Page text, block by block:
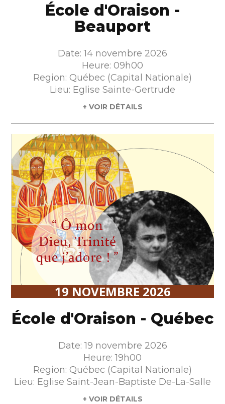
École d'Oraison -
Beauport
Date: 14 novembre 2026
Heure: 09h00
Region: Québec (Capital Nationale)
Lieu: Eglise Sainte-Gertrude
+ VOIR DÉTAILS
19 NOVEMBRE 2026
École d'Oraison - Québec
Date: 19 novembre 2026
Heure: 19h00
Region: Québec (Capital Nationale)
Lieu: Eglise Saint-Jean-Baptiste De-La-Salle
+ VOIR DÉTAILS